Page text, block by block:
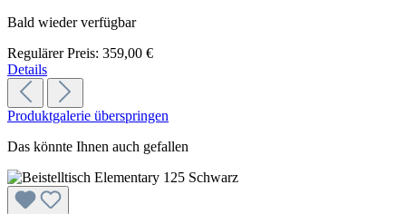
Bald wieder verfügbar
Regulärer Preis: 359,00 €
Details
Produktgalerie überspringen
Das könnte Ihnen auch gefallen